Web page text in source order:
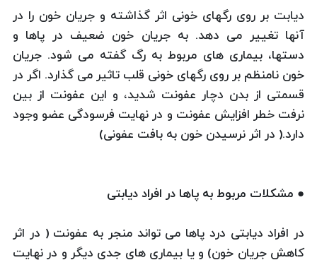
دیابت بر روی رگهای خونی اثر گذاشته و جریان خون را در
آنها تغییر می دهد. به جریان خون ضعیف در پاها و
دستها، بیماری های مربوط به رگ گفته می شود. جریان
خون نامنظم بر روی رگهای خونی قلب تاثیر می گذارد. اگر در
قسمتی از بدن دچار عفونت شدید، و این عفونت از بین
نرفت خطر افزایش عفونت و در نهایت فرسودگی عضو وجود
دارد.( در اثر نرسیدن خون به بافت عفونی)
● مشکلات مربوط به پاها در افراد دیابتی
در افراد دیابتی درد پاها می تواند منجر به عفونت ( در اثر
کاهش جریان خون) و یا بیماری های جدی دیگر و در نهایت